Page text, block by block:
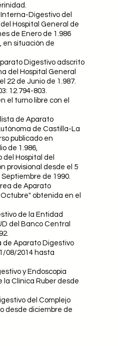
Digestivo del
Hospital General de
de Enero de 1.986
en situación de
Digestivo adscrito
del Hospital General
22 de Junio de 1.987.
12.794-803.
el turno libre con el
de Aparato
de Castilla-La
publicado en
de 1.986,
Hospital del
provisional desde el 5
de 1990.
de Aparato
obtenida en el
de la Entidad
del Banco Central
de Aparato Digestivo
08/2014 hasta
y Endoscopia
la Clínica Ruber desde
del Complejo
desde diciembre de